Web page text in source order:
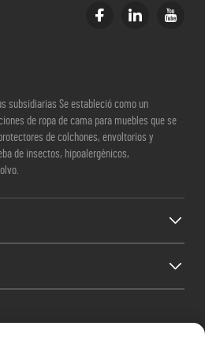
subsidiarias Se estableció como un
de ropa de cama para muebles que se
de colchones, envoltorios y
de insectos, hipoalergénicos,